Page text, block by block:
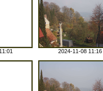
2024-11-08 11:16